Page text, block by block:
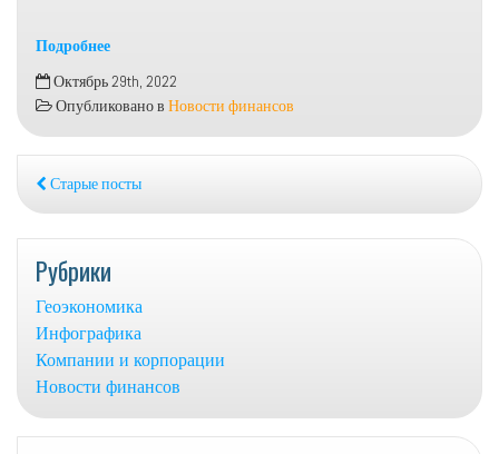
Подробнее
Акции
«Русала»
ускорили
рост
призывах
не
запрещать
алюминий
из
России
Октябрь 29th, 2022
Опубликовано в Новости финансов
Старые посты
Рубрики
Геоэкономика
Инфографика
Компании и корпорации
Новости финансов